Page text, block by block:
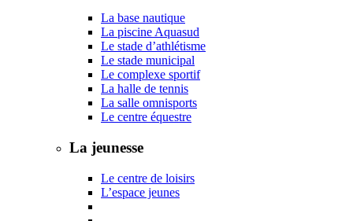
La base nautique
La piscine Aquasud
Le stade d’athlétisme
Le stade municipal
Le complexe sportif
La halle de tennis
La salle omnisports
Le centre équestre
La jeunesse
Le centre de loisirs
L’espace jeunes